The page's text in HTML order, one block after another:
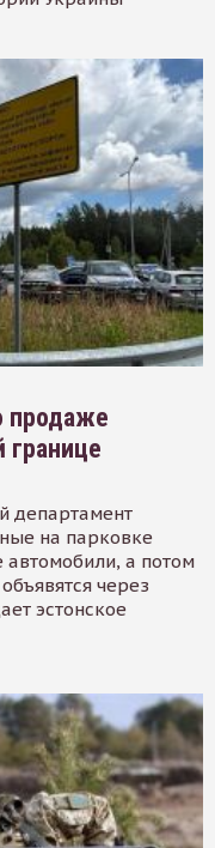
продаже
границе
департамент
на парковке
а потом
через
эстонское